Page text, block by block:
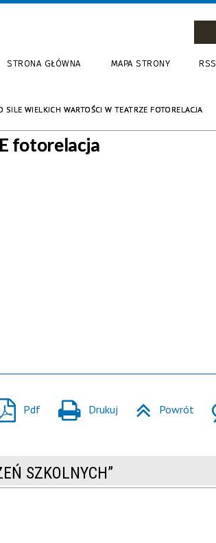
STRONA GŁÓWNA MAPA STRONY RSS
SILE WIELKICH WARTOŚCI W TEATRZE FOTORELACJA
fotorelacja
Pdf Drukuj Powrót
SZKOLNYCH”